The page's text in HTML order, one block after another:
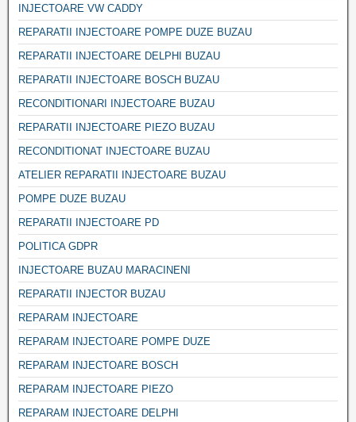
INJECTOARE VW CADDY
REPARATII INJECTOARE POMPE DUZE BUZAU
REPARATII INJECTOARE DELPHI BUZAU
REPARATII INJECTOARE BOSCH BUZAU
RECONDITIONARI INJECTOARE BUZAU
REPARATII INJECTOARE PIEZO BUZAU
RECONDITIONAT INJECTOARE BUZAU
ATELIER REPARATII INJECTOARE BUZAU
POMPE DUZE BUZAU
REPARATII INJECTOARE PD
POLITICA GDPR
INJECTOARE BUZAU MARACINENI
REPARATII INJECTOR BUZAU
REPARAM INJECTOARE
REPARAM INJECTOARE POMPE DUZE
REPARAM INJECTOARE BOSCH
REPARAM INJECTOARE PIEZO
REPARAM INJECTOARE DELPHI